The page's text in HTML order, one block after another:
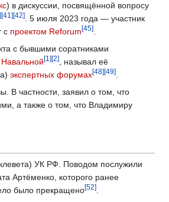
) в дискуссии, посвящённой вопросу
[41][42]. 5 июля 2023 года — участник
с проектом Reforum[45].
с бывшими соратниками
[1][2], называл её
экспертных форумах[48][49].
В частности, заявил о том, что
а также о том, что Владимиру
УК РФ. Поводом послужили
Артёменко, которого ранее
было прекращено[52].